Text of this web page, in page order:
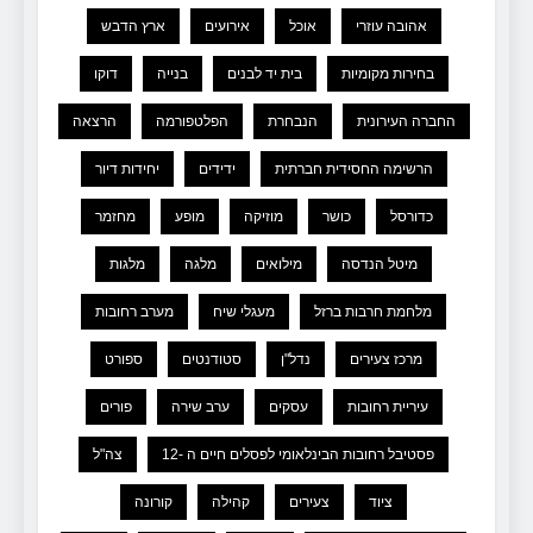
אהובה עוזרי אוכל אירועים ארץ הדבש
בחירות מקומיות בית יד לבנים בנייה דוקו
החברה העירונית הנבחרת הפלטפורמה הרצאה
הרשימה החסידית חברתית ידידים יחידות דיור
כדורסל כושר מוזיקה מופע מחזמר
מיטל הנדסה מילואים מלגה מלגות
מלחמת חרבות ברזל מעגלי שיח מערב רחובות
מרכז צעירים נדל"ן סטודנטים ספורט
עיריית רחובות עסקים ערב שירה פורים
פסטיבל רחובות הבינלאומי לפסלים חיים ה -12 צה"ל
ציוד צעירים קהילה קורונה